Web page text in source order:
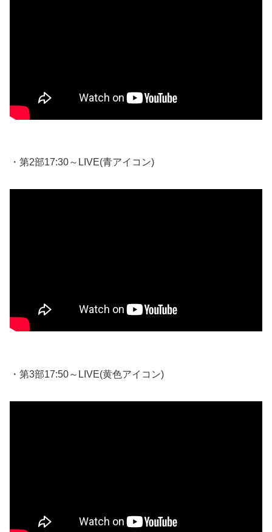
・第2部17:30～LIVE(青アイコン)
・第3部17:50～LIVE(黄色アイコン)